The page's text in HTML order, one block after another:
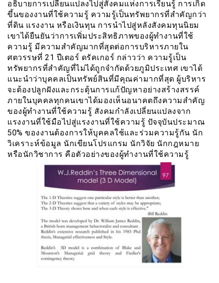
อธิบายการเปลี่ยนแปลงไปสู่สังคมแห่งการเรียนรู้ การเกิด
ขึ้นของงานที่ใช้ความรู้ ความรู้เป็นทรัพยากรที่สำคัญกว่า
ที่ดิน แรงงาน หรือเงินทุน การนำไปสู่หลังสังคมทุนนิยม
เขาได้ยืนยันว่าการเพิ่มประสิทธิภาพของผู้ทำงานที่ใช้
ความรู้ มีความสำคัญมากที่สุดต่อการบริหารภายใน
ศตวรรษที่ 21 ปีเตอร์ ดรัคเกอร์ กล่าวว่า ความรู้เป็น
ทรัพยากรที่สำคัญที่ไม่ได้ถูกจำกัดด้วยภูมิประเทศ เขาได้
แนะนำว่าบุคคลเป็นทรัพย์สินที่มีคุณค่ามากที่สุด ผู้บริหาร
จะต้องปลูกฝังและกระตุ้นการแก้ปัญหาอย่างสร้างสรรค์
ภายในบุคคลทุกคนเขาได้มองเห็นอนาคตถึงความสำคัญ
ของผู้ทำงานที่ใช้ความรู้ สังคมกำลังเปลี่ยนแปลงจาก
แรงงานที่ใช้มือไปสู่แรงงานที่ใช้ความรู้ ปัจจุบันประมาณ
50% ของงานต้องการให้บุคคลใช้และร่วมความรู้กัน นัก
วิเคราะห์ข้อมูล นักเขียนโปรแกรม นักวิจัย นักกฎหมาย
หรือนักวิชาการ คือตัวอย่างของผู้ทำงานที่ใช้ความรู้